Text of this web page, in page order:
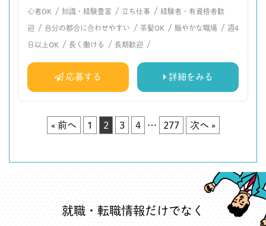
心者OK / 知識・経験豊富 / 立ち仕事 / 経験者・有資格者歓
迎 / 自分の都合に合わせやすい / 茶髪OK / 賑やかな職場 / 週4
日以上OK / 長く働ける / 長期歓迎 /
応募する 詳細をみる
« 前へ 1 2 3 4 … 277 次へ »
就職・転職情報だけでなく